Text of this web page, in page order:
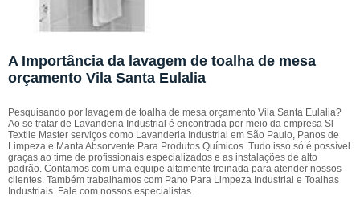
A Importância da lavagem de toalha de mesa
orçamento Vila Santa Eulalia
Pesquisando por lavagem de toalha de mesa orçamento Vila Santa Eulalia?
Ao se tratar de Lavanderia Industrial é encontrada por meio da empresa Sl
Textile Master serviços como Lavanderia Industrial em São Paulo, Panos de
Limpeza e Manta Absorvente Para Produtos Químicos. Tudo isso só é possível
graças ao time de profissionais especializados e as instalações de alto
padrão. Contamos com uma equipe altamente treinada para atender nossos
clientes. Também trabalhamos com Pano Para Limpeza Industrial e Toalhas
Industriais. Fale com nossos especialistas.